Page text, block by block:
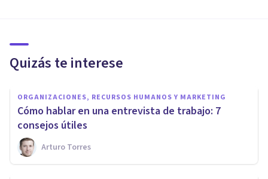
Quizás te interese
ORGANIZACIONES, RECURSOS HUMANOS Y MARKETING
Cómo hablar en una entrevista de trabajo: 7
consejos útiles
Arturo Torres